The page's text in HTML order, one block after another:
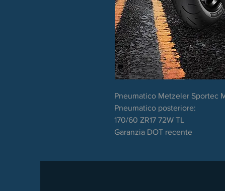
Pneumatico Metzeler Sportec
Pneumatico posteriore:
170/60 ZR17 72W TL
Garanzia DOT recente